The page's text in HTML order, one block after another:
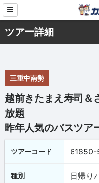
ツアー詳細
三重中南勢
越前きたまえ寿司＆
放題
昨年人気のバスツア
ツアーコード 61850-
種別 日帰り